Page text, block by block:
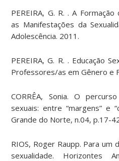
PEREIRA, G. R. . A
as Manifestações da
Adolescência. 2011.
PEREIRA, G. R. . Educação
Professores/as em Gênero e
CORRÊA, Sonia. O
sexuais: entre “margens” e
Grande do Norte, n.04, p.17-
RIOS, Roger Raupp. Para um
sexualidade. Horizontes